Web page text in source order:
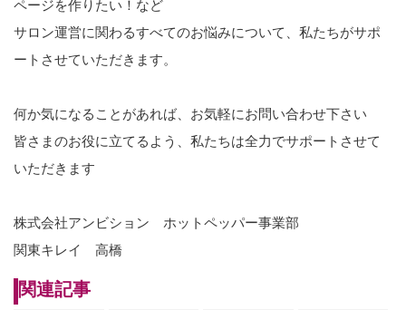
ページを作りたい！など
サロン運営に関わるすべてのお悩みについて、私たちがサポ
ートさせていただきます。
何か気になることがあれば、お気軽にお問い合わせ下さい
皆さまのお役に立てるよう、私たちは全力でサポートさせて
いただきます
株式会社アンビション ホットペッパー事業部
関東キレイ 高橋
関連記事